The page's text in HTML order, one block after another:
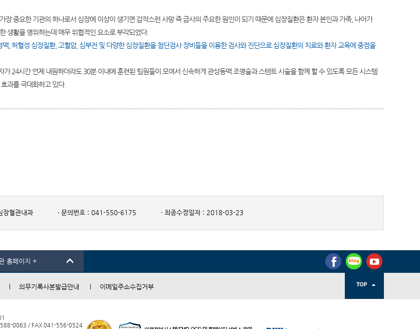
장 중요한 기관의 하나로서 심장에 이상이 생기면 갑작스런 사망 즉 급사의 주요한 원인이 되기 때문에 심장질환은 환자 본인과 가족, 나아가
생활을 영위하는데 매우 위협적인 요소로 부각되었다.
, 허혈성 심장질환, 고혈압, 심부전 및 다양한 심장질환을 첨단검사 장비들을 이용한 검사와 진단으로 심장질환의 치료와 환자 교육에 중점을
가 24시간 언제 내원하더라도 30분 이내에 훈련된 팀원들이 모여서 신속하게 관상동맥 조영술과 스텐트 시술을 함께 할 수 있도록 모든 시스템
과를 극대화하고 있다.
장혈관내과 문의번호 : 041-550-6175 최종수정일자 : 2018-03-23
홈페이지 +
의무기록사본발급안내 이메일주소수집거부
1588-0063 / FAX 041-556-0524